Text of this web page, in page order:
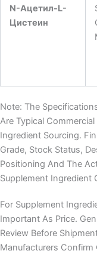
N-Ацетил-L-
Цистеин
Note: The
Are Typical
Ingredient Sourcing.
Grade, Stock Status,
Positioning And The
Supplement Ingredient
For Supplement
Important As Price.
Review Before
Manufacturers Confirm